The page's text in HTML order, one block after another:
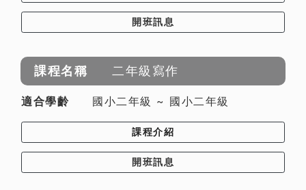
開班訊息
二年級寫作
國小二年級 ~ 國小二年級
課程介紹
開班訊息